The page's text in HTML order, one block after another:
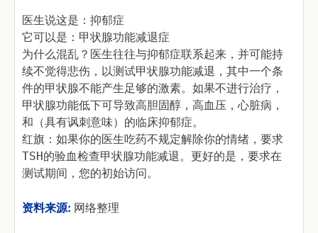
医生说这是：抑郁症
它可以是：甲状腺功能减退症
为什么混乱？医生往往与抑郁症联系起来，并可能持
续不觉得悲伤，以测试甲状腺功能减退，其中一个条
件的甲状腺不能产生足够的激素。如果不进行治疗，
甲状腺功能低下可导致高胆固醇，高血压，心脏病，
和（具有讽刺意味）的临床抑郁症。
红旗：如果你的医生吃药不规定解除你的情绪，要求
TSH的验血检查甲状腺功能减退。更好的是，要求在
测试期间，您的初始访问。
资料来源: 网络整理